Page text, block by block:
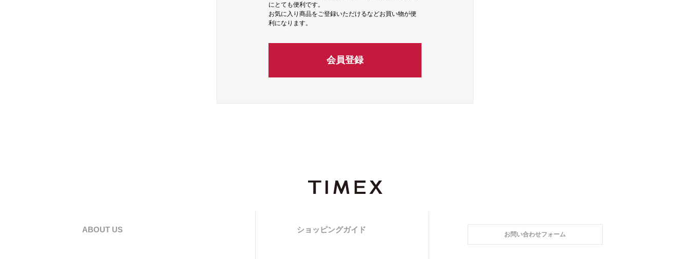
にとても便利です。
お気に入り商品をご登録いただけるなどお買い物が便
利になります。
会員登録
ABOUT US ショッピングガイド
お問い合わせフォーム